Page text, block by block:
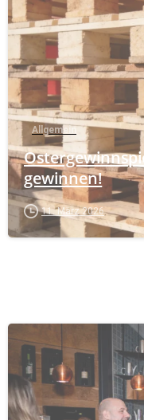
Allgemein
gewinnen!
11. März 2026